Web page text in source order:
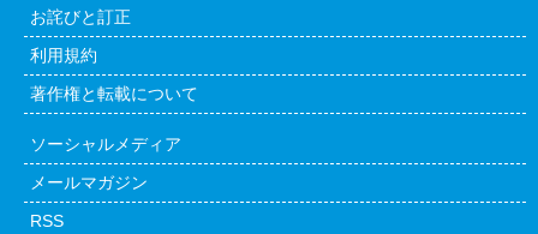
お詫びと訂正
利用規約
著作権と転載について
ソーシャルメディア
メールマガジン
RSS